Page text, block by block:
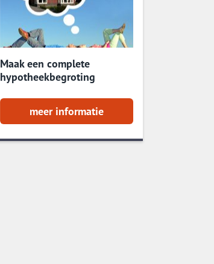
Maak een complete
hypotheekbegroting
meer informatie